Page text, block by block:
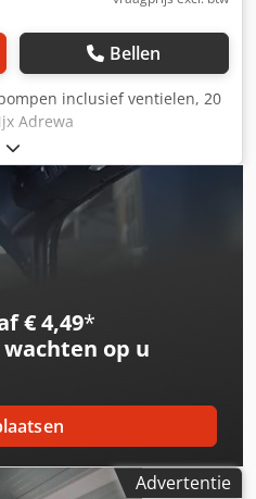
Bellen
inclusief ventielen, 20
Adrewa
€ 4,49*
wachten op u
Advertentie